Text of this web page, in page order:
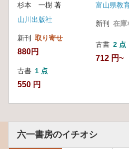
杉本 一樹 著
山川出版社
新刊 取り寄せ
880円
古書 1 点
550 円
富山県教
新刊 在庫
古書 2 点
712 円~
六一書房のイチオシ